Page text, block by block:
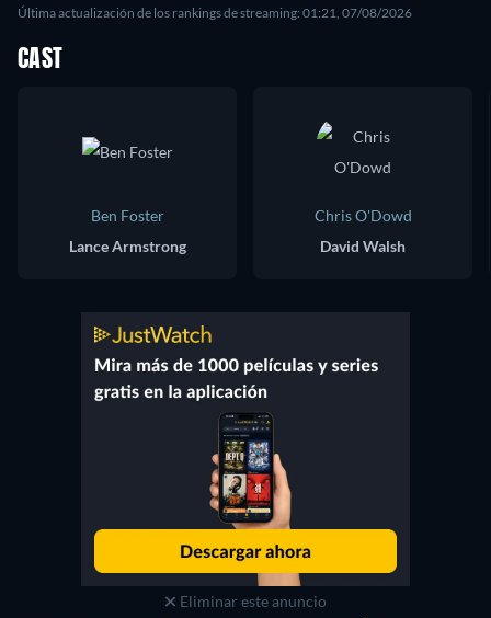
Última actualización de los rankings de streaming: 01:21, 07/08/2026
CAST
Ben Foster
Lance Armstrong
Chris O'Dowd
David Walsh
Eliminar este anuncio